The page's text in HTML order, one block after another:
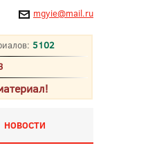
mgyie@mail.ru
5102
НОВОСТИ